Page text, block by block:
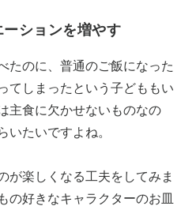
ションを増やす
たのに、普通のご飯になった
てしまったという子どももい
主食に欠かせないものなの
いたいですよね。
が楽しくなる工夫をしてみま
の好きなキャラクターのお皿